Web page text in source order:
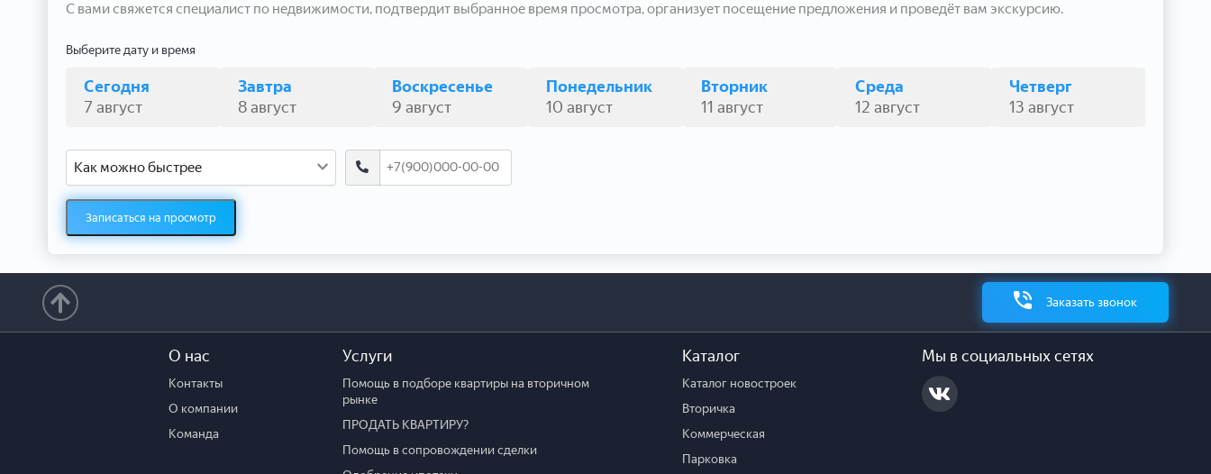
С вами свяжется специалист по недвижимости, подтвердит выбранное время просмотра, организует посещение предложения и проведёт вам экскурсию.
Выберите дату и время
Сегодня
7 август
Завтра
8 август
Воскресенье
9 август
Понедельник
10 август
Вторник
11 август
Среда
12 август
Четверг
13 август
Как можно быстрее
Записаться на просмотр
Заказать звонок
О нас
Контакты
О компании
Команда
Услуги
Помощь в подборе квартиры на вторичном
рынке
ПРОДАТЬ КВАРТИРУ?
Помощь в сопровождении сделки
Каталог
Каталог новостроек
Вторичка
Коммерческая
Парковка
Мы в социальных сетях